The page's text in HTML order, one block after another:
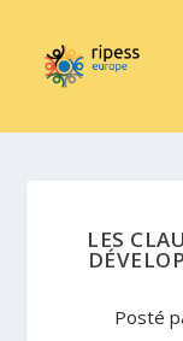
LES
Posté